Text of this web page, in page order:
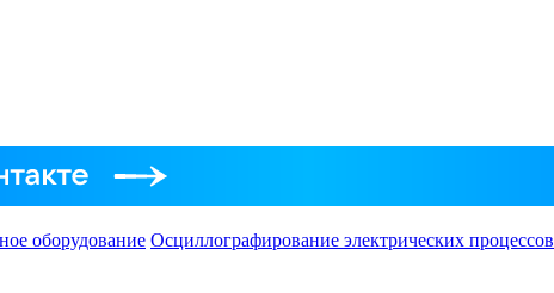
оборудование Осциллографирование электрических процессов